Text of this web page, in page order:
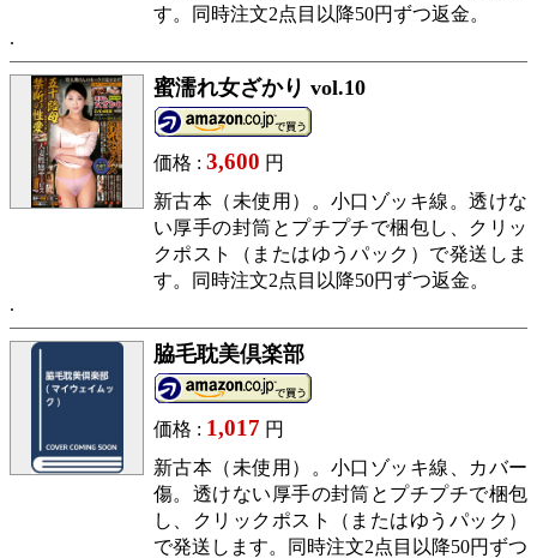
す。同時注文2点目以降50円ずつ返金。
蜜濡れ女ざかり vol.10
価格 : 3,600 円
新古本（未使用）。小口ゾッキ線。透けな
い厚手の封筒とプチプチで梱包し、クリッ
クポスト（またはゆうパック）で発送しま
す。同時注文2点目以降50円ずつ返金。
脇毛耽美倶楽部
価格 : 1,017 円
新古本（未使用）。小口ゾッキ線、カバー
傷。透けない厚手の封筒とプチプチで梱包
し、クリックポスト（またはゆうパック）
で発送します。同時注文2点目以降50円ずつ